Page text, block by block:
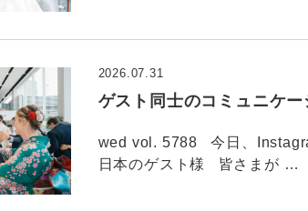
ゲスト同士のコミュニケ
2026.07.31
wed vol. 5788 今日、
日本のゲスト様 皆さまが …